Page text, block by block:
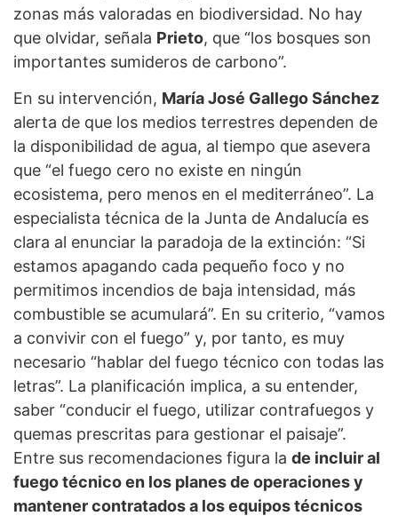
zonas más valoradas en biodiversidad. No hay
que olvidar, señala Prieto, que “los bosques son
importantes sumideros de carbono”.
En su intervención, María José Gallego Sánchez
alerta de que los medios terrestres dependen de
la disponibilidad de agua, al tiempo que asevera
que “el fuego cero no existe en ningún
ecosistema, pero menos en el mediterráneo”. La
especialista técnica de la Junta de Andalucía es
clara al enunciar la paradoja de la extinción: “Si
estamos apagando cada pequeño foco y no
permitimos incendios de baja intensidad, más
combustible se acumulará”. En su criterio, “vamos
a convivir con el fuego” y, por tanto, es muy
necesario “hablar del fuego técnico con todas las
letras”. La planificación implica, a su entender,
saber “conducir el fuego, utilizar contrafuegos y
quemas prescritas para gestionar el paisaje”.
Entre sus recomendaciones figura la de incluir al
fuego técnico en los planes de operaciones y
mantener contratados a los equipos técnicos